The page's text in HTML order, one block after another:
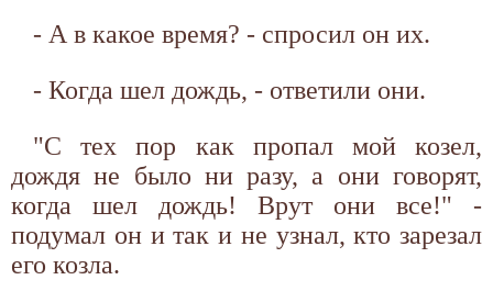
- А в какое время? - спросил он их.
- Когда шел дождь, - ответили они.
"С тех пор как пропал мой козел,
дождя не было ни разу, а они говорят,
когда шел дождь! Врут они все!" -
подумал он и так и не узнал, кто зарезал
его козла.